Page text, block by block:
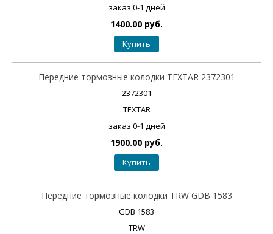
заказ 0-1 дней
1400.00 руб.
Купить
Передние тормозные колодки TEXTAR 2372301
2372301
TEXTAR
заказ 0-1 дней
1900.00 руб.
Купить
Передние тормозные колодки TRW GDB 1583
GDB 1583
TRW